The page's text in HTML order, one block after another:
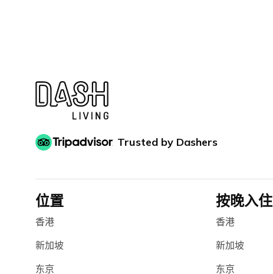
Trusted by Dashers
位置
香港
新加坡
东京
按晚入住
香港
新加坡
东京